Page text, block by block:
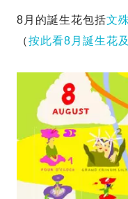
8月的誕生花包括文
（按此看8月誕生花